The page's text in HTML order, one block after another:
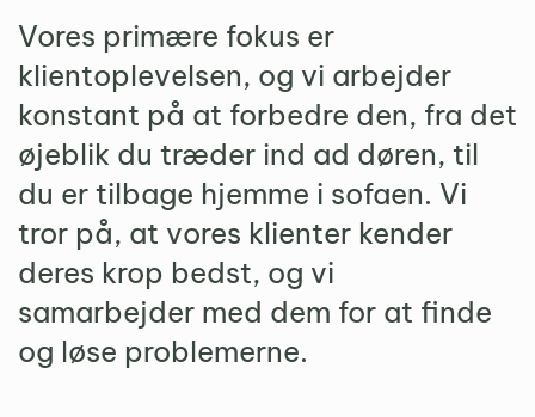
Vores primære fokus er
klientoplevelsen, og vi arbejder
konstant på at forbedre den, fra det
øjeblik du træder ind ad døren, til
du er tilbage hjemme i sofaen. Vi
tror på, at vores klienter kender
deres krop bedst, og vi
samarbejder med dem for at finde
og løse problemerne.